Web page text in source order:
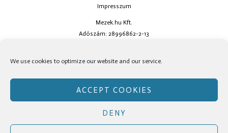
We use cookies to optimize our website and our service.
ACCEPT COOKIES
DENY
Impresszum
Mezek.hu Kft.
Adószám: 28996862-2-13
social oldalainkon!
Copyright © Mezek.hu 2026 Mezek.hu